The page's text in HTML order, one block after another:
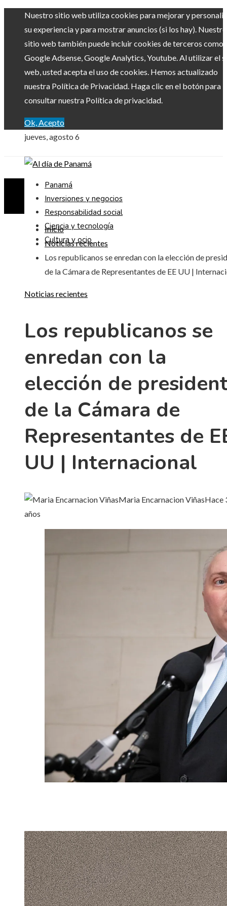
Nuestro sitio web utiliza cookies para mejorar y
su experiencia y para mostrar anuncios (si los hay). Nuestro
sitio web también puede incluir cookies de terceros como
Google Adsense, Google Analytics, Youtube. Al utilizar el
web, usted acepta el uso de cookies. Hemos actualizado
nuestra Política de Privacidad. Haga clic en el botón para
consultar nuestra Política de privacidad.
Ok, Acepto
jueves, agosto 6
Panamá
Inversiones y negocios
Responsabilidad social
Ciencia y tecnología
Cultura y ocio
Inicio
Noticias recientes
Los republicanos se enredan con la elección de
de la Cámara de Representantes de EE UU |
Noticias recientes
Los republicanos se
enredan con la
elección de
de la Cámara de
Representantes de
UU | Internacional
Maria Encarnacion ViñasHace
años